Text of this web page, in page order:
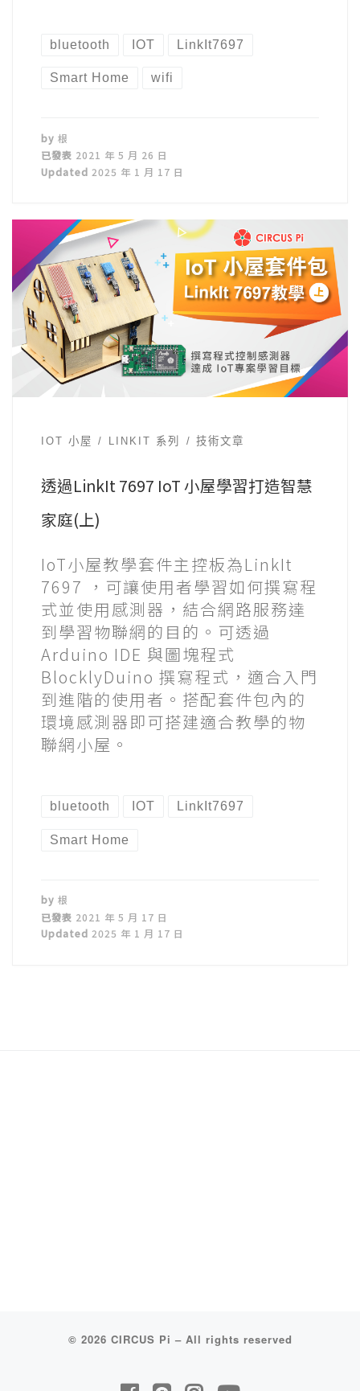
bluetooth IOT LinkIt7697
Smart Home wifi
by 根
已發表 2021 年 5 月 26 日
Updated 2025 年 1 月 17 日
IOT 小屋 LINKIT 系列 技術文章
透過LinkIt 7697 IoT 小屋學習打造智慧
家庭(上)
IoT小屋教學套件主控板為LinkIt
7697 ，可讓使用者學習如何撰寫程
式並使用感測器，結合網路服務達
到學習物聯網的目的。可透過
Arduino IDE 與圖塊程式
BlocklyDuino 撰寫程式，適合入門
到進階的使用者。搭配套件包內的
環境感測器即可搭建適合教學的物
聯網小屋。
bluetooth IOT LinkIt7697
Smart Home
by 根
已發表 2021 年 5 月 17 日
Updated 2025 年 1 月 17 日
© 2026 CIRCUS Pi – All rights reserved